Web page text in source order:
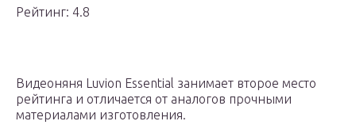
Рейтинг: 4.8
Видеоняня Luvion Essential занимает второе место
рейтинга и отличается от аналогов прочными
материалами изготовления.